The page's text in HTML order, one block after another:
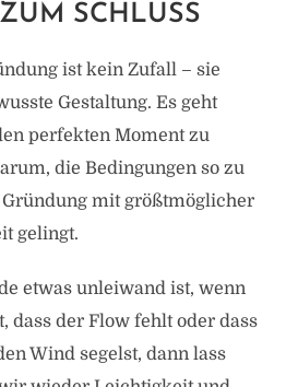
SCHLUSS
ist kein Zufall – sie
Gestaltung. Es geht
perfekten Moment zu
die Bedingungen so zu
Gründung mit größtmöglicher
gelingt.
etwas unleiwand ist, wenn
dass der Flow fehlt oder dass
Wind segelst, dann lass